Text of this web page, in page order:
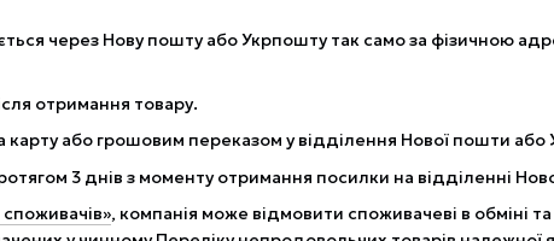
через Нову пошту або Укрпошту так само за фізичною
отримання товару.
карту або грошовим переказом у відділення Нової пошти
3 днів з моменту отримання посилки на відділенні
, компанія може відмовити споживачеві в обміні